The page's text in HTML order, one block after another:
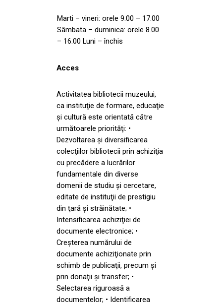
Marti – vineri: orele 9.00 – 17.00
Sâmbata – duminica: orele 8.00
– 16.00 Luni – închis
Acces
Activitatea bibliotecii muzeului,
ca instituţie de formare, educaţie
şi cultură este orientată către
următoarele priorităţi: •
Dezvoltarea şi diversificarea
colecţiilor bibliotecii prin achiziţia
cu precădere a lucrărilor
fundamentale din diverse
domenii de studiu şi cercetare,
editate de instituţii de prestigiu
din ţară şi străinătate; •
Intensificarea achiziţiei de
documente electronice; •
Creşterea numărului de
documente achiziţionate prin
schimb de publicaţii, precum şi
prin donaţii şi transfer; •
Selectarea riguroasă a
documentelor; • Identificarea